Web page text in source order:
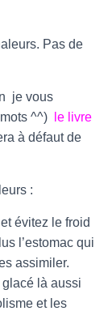
Pas de
je vous
^^)
le livre
à défaut de
:
évitez le froid
l’estomac qui
assimiler.
glacé là aussi
et les